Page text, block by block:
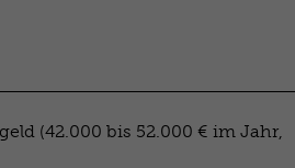
(42.000 bis 52.000 € im Jahr,